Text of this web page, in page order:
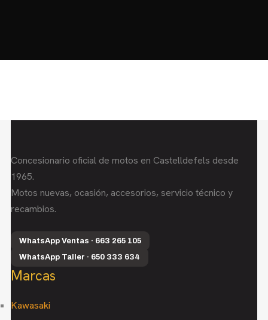
Concesionario oficial de motos en Castelldefels desde
1965.
Motos nuevas, ocasión, accesorios, servicio técnico y
recambios.
WhatsApp Ventas · 663 265 105
WhatsApp Taller · 650 333 634
Marcas
Kawasaki